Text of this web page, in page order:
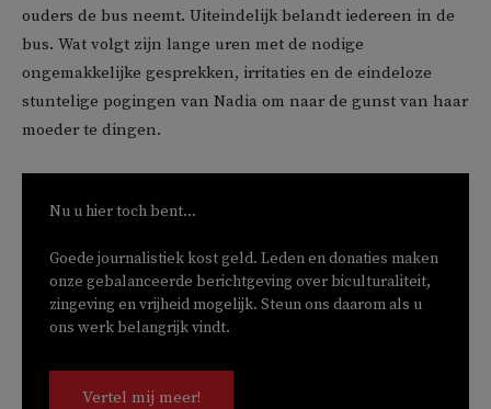
ouders de bus neemt. Uiteindelijk belandt iedereen in de
bus. Wat volgt zijn lange uren met de nodige
ongemakkelijke gesprekken, irritaties en de eindeloze
stuntelige pogingen van Nadia om naar de gunst van haar
moeder te dingen.
Nu u hier toch bent...
Goede journalistiek kost geld. Leden en donaties maken
onze gebalanceerde berichtgeving over biculturaliteit,
zingeving en vrijheid mogelijk. Steun ons daarom als u
ons werk belangrijk vindt.
Vertel mij meer!